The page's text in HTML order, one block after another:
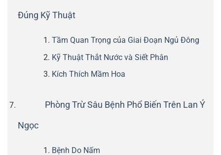
Đúng Kỹ Thuật
Tầm Quan Trọng của Giai Đoạn Ngủ Đông
Kỹ Thuật Thắt Nước và Siết Phân
Kích Thích Mầm Hoa
Phòng Trừ Sâu Bệnh Phổ Biến Trên Lan Ý
Ngọc
Bệnh Do Nấm